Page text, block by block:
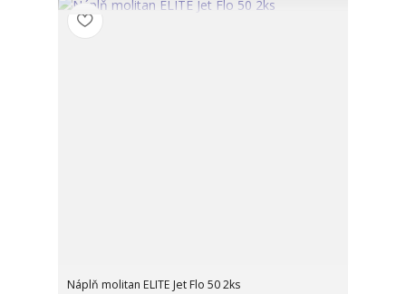
Náplň molitan ELITE Jet Flo 50 2ks